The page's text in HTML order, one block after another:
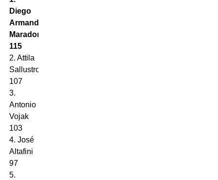
Diego
Armando
Maradona
115
2. Attila
Sallustro
107
3.
Antonio
Vojak
103
4. José
Altafini
97
5.